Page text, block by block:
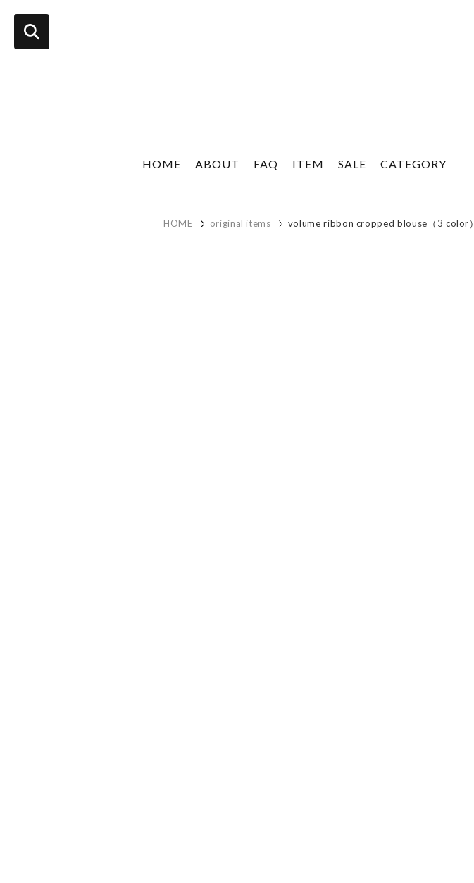
HOME ABOUT FAQ ITEM SALE CATEGORY
HOME original items volume ribbon cropped blouse（3 color）